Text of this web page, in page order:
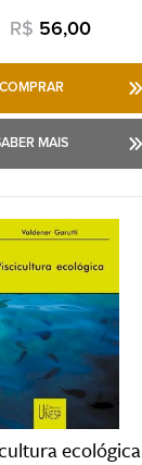
R$ 56,00
COMPRAR
MAIS
ecológica